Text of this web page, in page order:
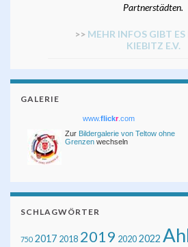
Partnerstädten.
>> MEHR INFOS GIBT ES
KIEBITZ E.V.
GALERIE
www.flickr.com
Zur Bildergalerie von Teltow ohne
Grenzen wechseln
SCHLAGWÖRTER
750 2017 2018 2019 20202022